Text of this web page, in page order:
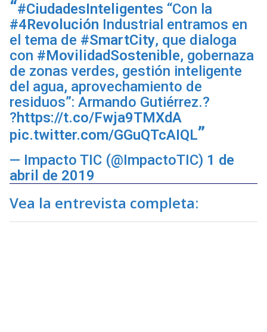
#CiudadesInteligentes “Con la
#4Revolución Industrial entramos en
el tema de #SmartCity, que dialoga
con #MovilidadSostenible, gobernaza
de zonas verdes, gestión inteligente
del agua, aprovechamiento de
residuos”: Armando Gutiérrez.?
?https://t.co/Fwja9TMXdA
pic.twitter.com/GGuQTcAIQL
— Impacto TIC (@ImpactoTIC) 1 de
abril de 2019
Vea la entrevista completa: